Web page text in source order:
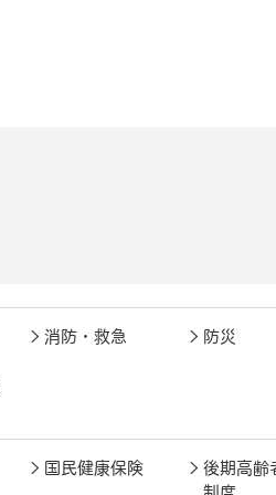
消防・救急 防災
国民健康保険
後期高齢